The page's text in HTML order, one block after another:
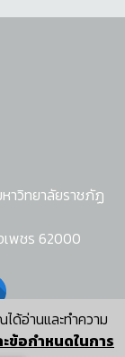
ด้อ่านและทำความ
ข้อกำหนดในการ
าวิทยาลัยราชภัฏ
เพชร 62000